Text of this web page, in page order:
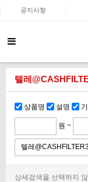
공지사항
텔레
상품명 설명
원 ~
상세검색을 선택하지